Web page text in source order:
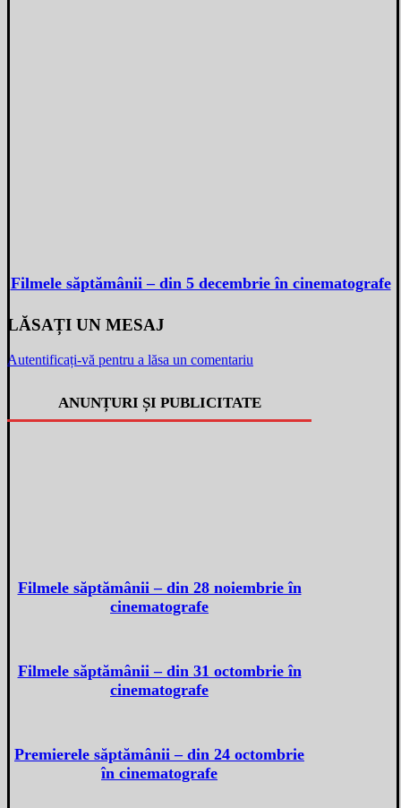
Filmele săptămânii – din 5 decembrie în cinematografe
LĂSAȚI UN MESAJ
Autentificați-vă pentru a lăsa un comentariu
ANUNȚURI ȘI PUBLICITATE
Filmele săptămânii – din 28 noiembrie în
cinematografe
Filmele săptămânii – din 31 octombrie în
cinematografe
Premierele săptămânii – din 24 octombrie
în cinematografe